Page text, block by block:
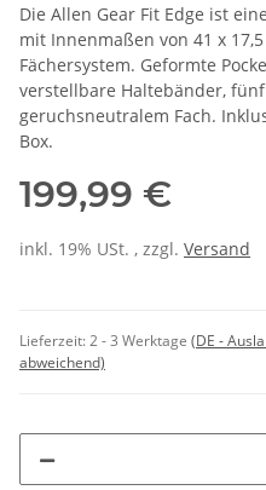
Die Allen Gear Fit Edge ist
mit Innenmaßen von 41 x
Fächersystem. Geformte
verstellbare Haltebänder,
geruchsneutralem Fach.
Box.
199,99 €
inkl. 19% USt. , zzgl. Versand
Lieferzeit:2 - 3 Werktage (DE -
abweichend)